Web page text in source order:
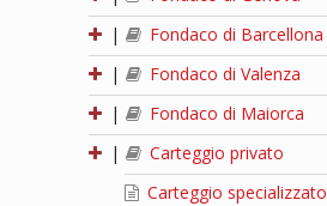
|
Fondaco di Barcellona
|
Fondaco di Valenza
|
Fondaco di Maiorca
|
Carteggio privato
Carteggio specializzato